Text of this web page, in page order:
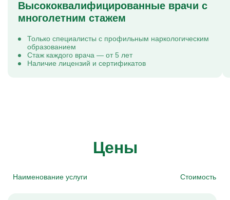
Высококвалифицированные врачи с
многолетним стажем
Только специалисты с профильным наркологическим
образованием
Стаж каждого врача — от 5 лет
Наличие лицензий и сертификатов
Цены
Наименование услуги Стоимость